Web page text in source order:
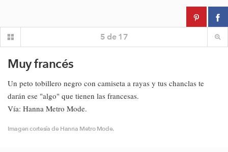
5 de 17
Muy francés
Un peto tobillero negro con camiseta a rayas y tus chanclas te
darán ese "algo" que tienen las francesas.
Vía: Hanna Metro Mode.
Imagen cortesía de Hanna Metro Mode.